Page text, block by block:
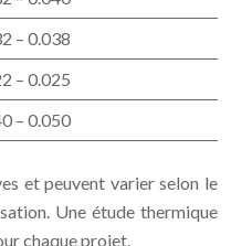
– 0.038
– 0.025
– 0.050
et peuvent varier selon le
Une étude thermique
chaque projet.